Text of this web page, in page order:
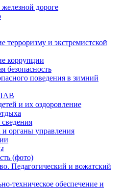
железной дороге
терроризму и экстремистской
коррупции
безопасность
поведения в зимний
и их оздоровление
и органы управления
(фото)
Педагогический и вожатский
техническое обеспечение и